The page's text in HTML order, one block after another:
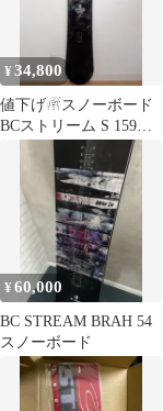
¥34,800
値下げ☃スノーボード
BCストリーム S 159W
18-19モデル
¥60,000
BC STREAM BRAH 54
スノーボード